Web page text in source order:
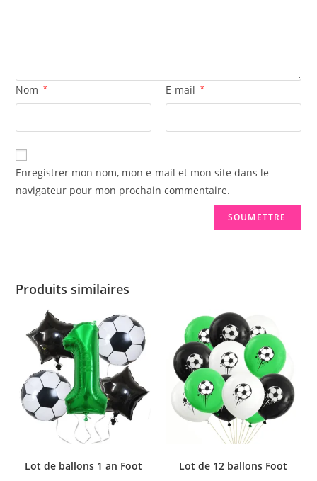
Nom * E-mail *
Enregistrer mon nom, mon e-mail et mon site dans le
navigateur pour mon prochain commentaire.
Produits similaires
Lot de ballons 1 an Foot Lot de 12 ballons Foot